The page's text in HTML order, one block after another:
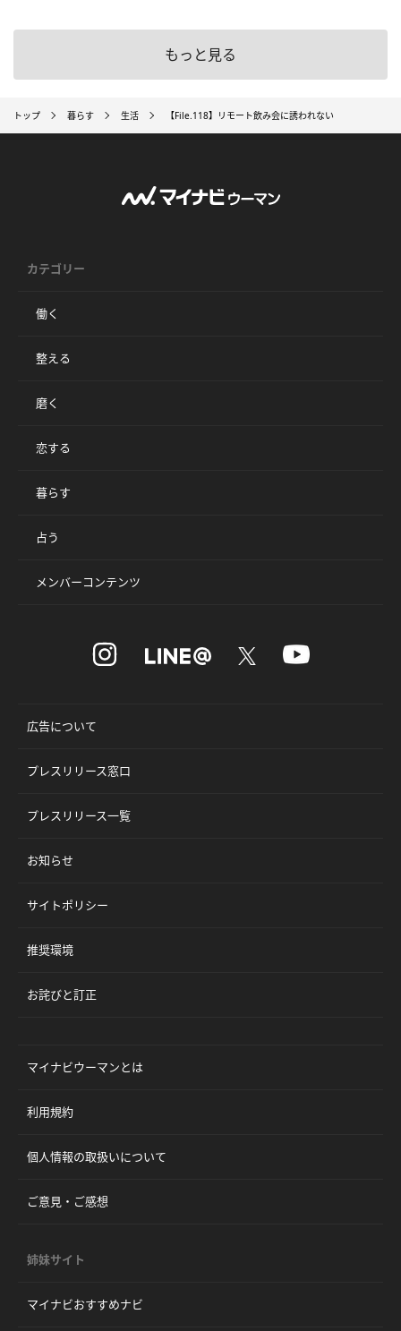
もっと見る
トップ 暮らす 生活 【File.118】リモート飲み会に誘われない
カテゴリー
働く
整える
磨く
恋する
暮らす
占う
メンバーコンテンツ
広告について
プレスリリース窓口
プレスリリース一覧
お知らせ
サイトポリシー
推奨環境
お詫びと訂正
マイナビウーマンとは
利用規約
個人情報の取扱いについて
ご意見・ご感想
姉妹サイト
マイナビおすすめナビ